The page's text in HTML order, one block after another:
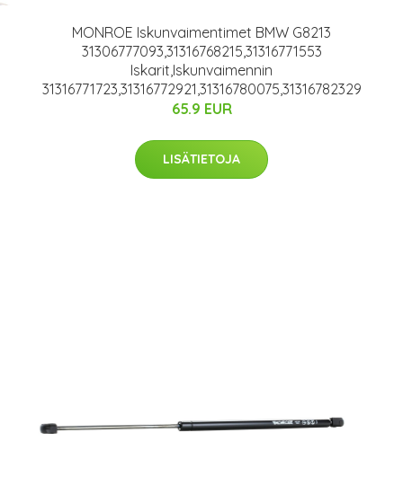
MONROE Iskunvaimentimet BMW G8213
31306777093,31316768215,31316771553
Iskarit,Iskunvaimennin
31316771723,31316772921,31316780075,31316782329
65.9 EUR
LISÄTIETOJA